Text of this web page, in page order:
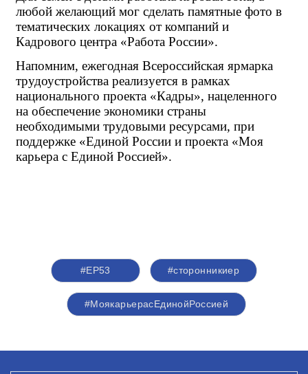
любой желающий мог сделать памятные фото в
тематических локациях от компаний и
Кадрового центра «Работа России».
Напомним, ежегодная Всероссийская ярмарка
трудоустройства реализуется в рамках
национального проекта «Кадры», нацеленного
на обеспечение экономики страны
необходимыми трудовыми ресурсами, при
поддержке «Единой России и проекта «Моя
карьера с Единой Россией».
#ЕР53 #сторонникиер
#МоякарьерасЕдинойРоссией